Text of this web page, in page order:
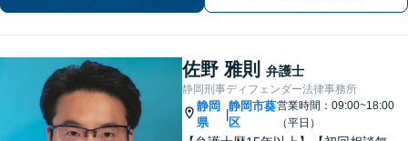
佐野 雅則 弁護士
静岡刑事ディフェンダー法律事務所
静岡
県
静岡市葵
区
営業時間：09:00~18:00
（平日）